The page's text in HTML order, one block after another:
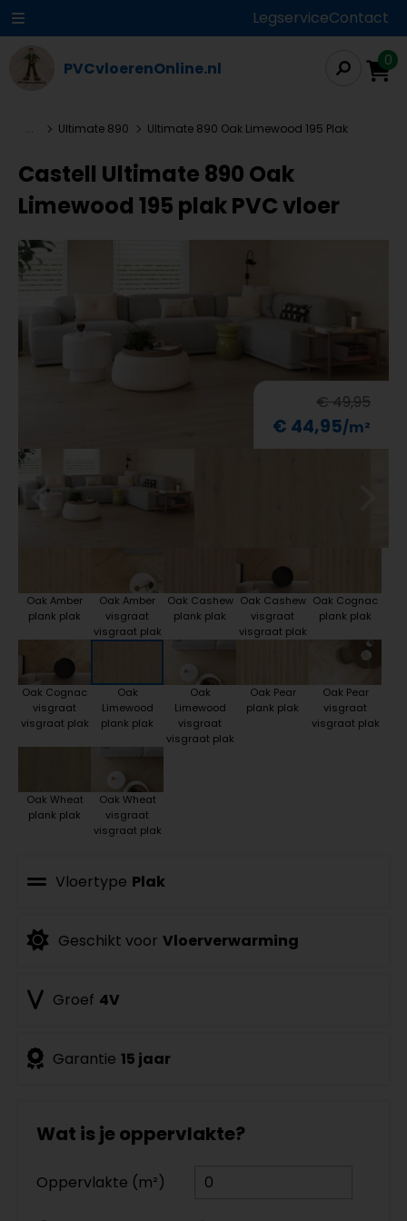
LegserviceContact
PVCvloerenOnline.nl 0
... Ultimate 890 Ultimate 890 Oak Limewood 195 Plak
Castell Ultimate 890 Oak
Limewood 195 plak PVC vloer
€ 49,95
€ 44,95
Oak Amber
plank plak
Oak Amber
visgraat
visgraat plak
Oak Cashew
plank plak
Oak Cashew
visgraat
visgraat plak
Oak Cognac
plank plak
Oak Cognac
visgraat
visgraat plak
Oak
Limewood
plank plak
Oak
Limewood
visgraat
visgraat plak
Oak Pear
plank plak
Oak Pear
visgraat
visgraat plak
Oak Wheat
plank plak
Oak Wheat
visgraat
visgraat plak
Vloertype Plak
Geschikt voor Vloerverwarming
Groef 4V
Garantie 15 jaar
Wat is je oppervlakte?
Oppervlakte (m²)